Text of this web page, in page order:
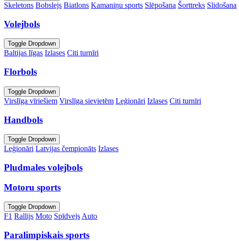
Skeletons Bobslejs Biatlons Kamaniņu sports Slēpošana Šorttreks Slidošana
Volejbols
Toggle Dropdown
Baltijas līgas Izlases Citi turnīri
Florbols
Toggle Dropdown
Virslīga vīriešiem Virslīga sievietēm Leģionāri Izlases Citi turnīri
Handbols
Toggle Dropdown
Leģionāri Latvijas čempionāts Izlases
Pludmales volejbols
Motoru sports
Toggle Dropdown
F1 Rallijs Moto SpīdvejsAuto
Paralimpiskais sports